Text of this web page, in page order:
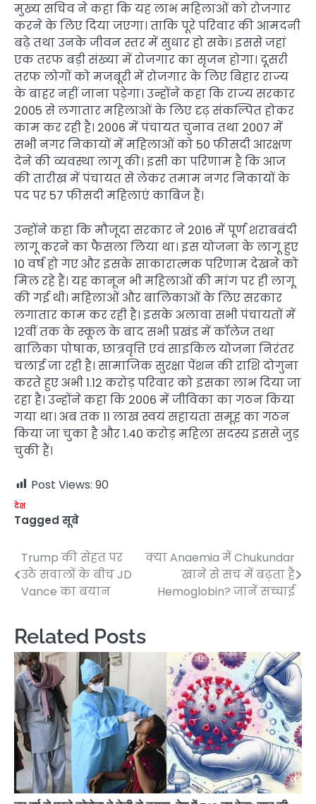
मुख्य सचिव ने कहा कि यह लाभ महिलाओं को रोजगार
करने के लिए दिया जएगा। ताकि पूरे परिवार की आमदनी
बढ़े तथा उनके जीवन स्तर में सुधार हो सके। इससे जहां
एक तरफ बड़ी संख्या में रोजगार का सृजन होगा। दूसरी
तरफ लोगों को मजबूरी में रोजगार के लिए बिहार राज्य
के बाहर नहीं जाना पड़ेगा। उन्होंने कहा कि राज्य सरकार
2005 से लगातार महिलाओं के लिए दृढ़ संकल्पित होकर
काम कर रही है। 2006 में पंचायत चुनाव तथा 2007 में
सभी नगर निकायों में महिलाओं को 50 फीसदी आरक्षण
देने की व्यवस्था लागू की। इसी का परिणाम है कि आज
की तारीख में पंचायत से लेकर तमाम नगर निकायों के
पद पर 57 फीसदी महिलाएं काबिज हैं।
उन्होंने कहा कि मौजूदा सरकार ने 2016 में पूर्ण शराबबंदी
लागू करने का फैसला लिया था। इस योजना के लागू हुए
10 वर्ष हो गए और इसके साकारात्मक परिणाम देखने को
मिल रहे हैं। यह कानून भी महिलाओं की मांग पर ही लागू
की गई थी। महिलाओं और बालिकाओं के लिए सरकार
लगातार काम कर रही है। इसके अलावा सभी पंचायतों में
12वीं तक के स्कूल के बाद सभी प्रखंड में कॉलेज तथा
बालिका पोषाक, छात्रवृत्ति एवं साइकिल योजना निरंतर
चलाई जा रही है। सामाजिक सुरक्षा पेंशन की राशि दोगुना
करते हुए अभी 1.12 करोड़ परिवार को इसका लाभ दिया जा
रहा है। उन्होंने कहा कि 2006 में जीविका का गठन किया
गया था। अब तक 11 लाख स्वयं सहायता समूह का गठन
किया जा चुका है और 1.40 करोड़ महिला सदस्य इससे जुड़
चुकी हैं।
Post Views: 90
देश
Tagged सूबे
Post
navigation
Trump की सेहत पर
उठे सवालों के बीच JD
Vance का बयान
क्या Anaemia में Chukundar
खाने से सच में बढ़ता है
Hemoglobin? जानें सच्चाई
Related Posts